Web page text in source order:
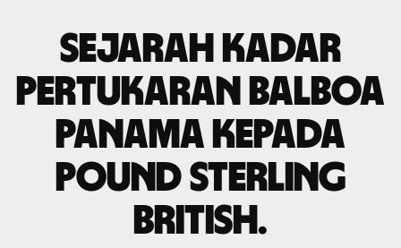
Sejarah kadar
pertukaran balboa
Panama kepada
pound sterling
British.